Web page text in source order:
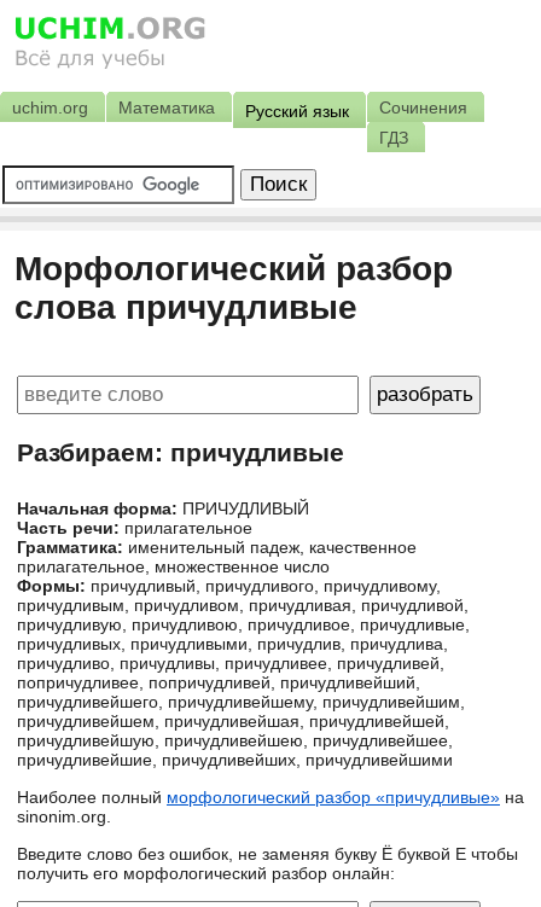
uchim.org Математика Русский язык
Сочинения
ГДЗ
Морфологический разбор
слова причудливые
Разбираем: причудливые
Начальная форма: ПРИЧУДЛИВЫЙ
Часть речи: прилагательное
Грамматика: именительный падеж, качественное
прилагательное, множественное число
Формы: причудливый, причудливого, причудливому,
причудливым, причудливом, причудливая, причудливой,
причудливую, причудливою, причудливое, причудливые,
причудливых, причудливыми, причудлив, причудлива,
причудливо, причудливы, причудливее, причудливей,
попричудливее, попричудливей, причудливейший,
причудливейшего, причудливейшему, причудливейшим,
причудливейшем, причудливейшая, причудливейшей,
причудливейшую, причудливейшею, причудливейшее,
причудливейшие, причудливейших, причудливейшими
Наиболее полный морфологический разбор «причудливые» на
sinonim.org.
Введите слово без ошибок, не заменяя букву Ё буквой Е чтобы
получить его морфологический разбор онлайн: